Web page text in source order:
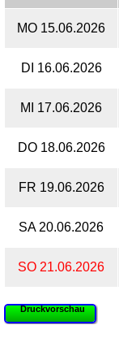
MO 15.06.2026
DI 16.06.2026
MI 17.06.2026
DO 18.06.2026
FR 19.06.2026
SA 20.06.2026
SO 21.06.2026
Druckvorschau